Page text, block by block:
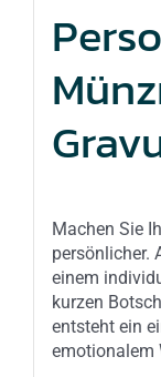
Machen Sie
persönlicher.
einem
kurzen
entsteht ein
emotionalem